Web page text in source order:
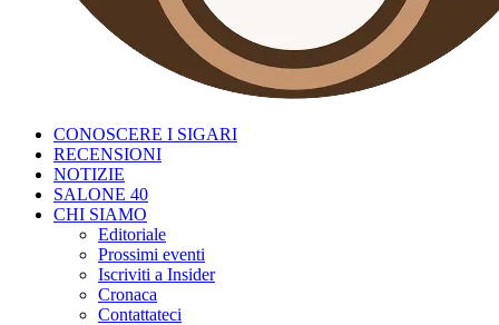
CONOSCERE I SIGARI
RECENSIONI
NOTIZIE
SALONE 40
CHI SIAMO
Editoriale
Prossimi eventi
Iscriviti a Insider
Cronaca
Contattateci